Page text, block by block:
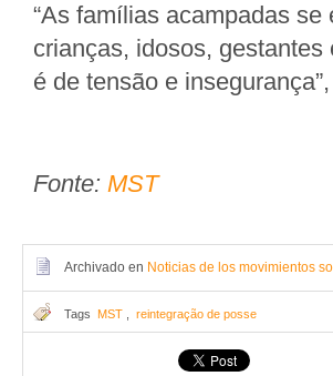
“As famílias acampadas
crianças, idosos,
é de tensão e
Fonte: MST
Archivado en Noticias de los movimientos
Tags MST reintegração de posse